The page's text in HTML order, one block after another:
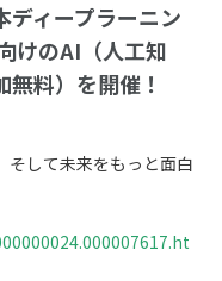
ディープラーニン
けのAI（人工知
料）を開催！
そして未来をもっと面白